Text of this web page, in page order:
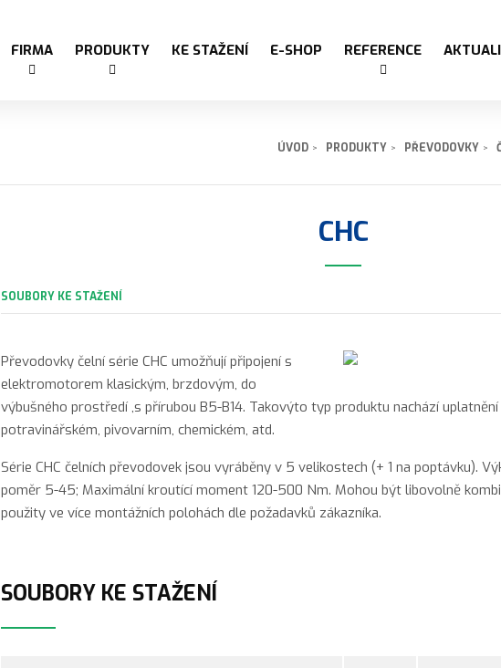
FIRMA PRODUKTY KE STAŽENÍ E-SHOP REFERENCE
ÚVOD PRODUKTY PŘEVODOVKY
CHC
SOUBORY KE STAŽENÍ
Převodovky čelní série CHC umožňují připojení s
elektromotorem klasickým, brzdovým, do
výbušného prostředí ,s přírubou B5-B14. Takovýto typ produktu nachází
potravinářském, pivovarním, chemickém, atd.
Série CHC čelních převodovek jsou vyráběny v 5 velikostech (+ 1 na poptávku).
poměr 5-45; Maximální kroutící moment 120-500 Nm. Mohou být libovolně
použity ve více montážních polohách dle požadavků zákazníka.
SOUBORY KE STAŽENÍ